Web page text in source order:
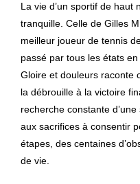
Nadin
quantity
La vie d’un sportif de haut
tranquille. Celle de Gilles
meilleur joueur de tennis
passé par tous les états
Gloire et douleurs raconte
la débrouille à la victoire
recherche constante
aux sacrifices à consentir
étapes, des centaines
de vie.